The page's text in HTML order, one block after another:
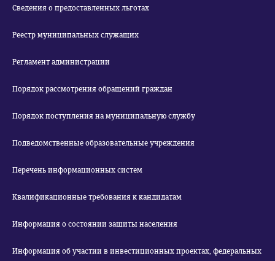
Сведения о предоставленных льготах
Реестр муниципальных служащих
Регламент администрации
Порядок рассмотрения обращений граждан
Порядок поступления на муниципальную службу
Подведомственные образовательные учреждения
Перечень информационных систем
Квалификационные требования к кандидатам
Информация о состоянии защиты населения
Информация об участии в инвестиционных проектах, федеральных